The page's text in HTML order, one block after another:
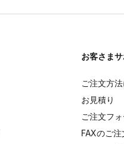
お客さま
ご注文方
お見積り
ご注文フ
FAXのご注